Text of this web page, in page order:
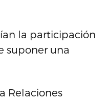
la participación
suponer una
Relaciones